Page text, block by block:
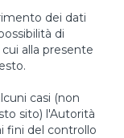
dei dati
di
alla presente
casi (non
sito) l'Autorità
fini del controllo